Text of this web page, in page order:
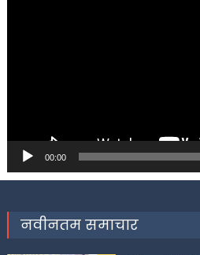
00:00
नवीनतम समाचार